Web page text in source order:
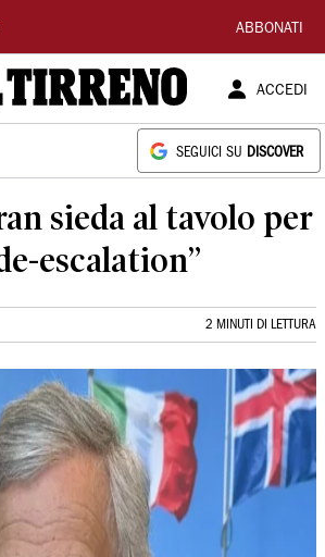
ABBONATI
ACCEDI
SEGUICI SU DISCOVER
sieda al tavolo per
escalation”
2 MINUTI DI LETTURA